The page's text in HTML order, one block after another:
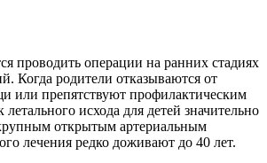
проводить операции на ранних стадиях
Когда родители отказываются от
или препятствуют профилактическим
исхода для детей значительно
открытым артериальным
лечения редко доживают до 40 лет.